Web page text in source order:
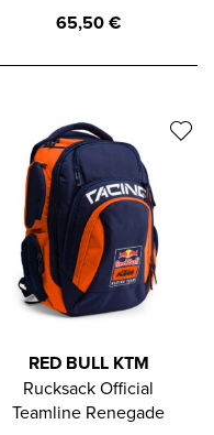
65,50€
RED BULL KTM
Rucksack Official
Teamline Renegade